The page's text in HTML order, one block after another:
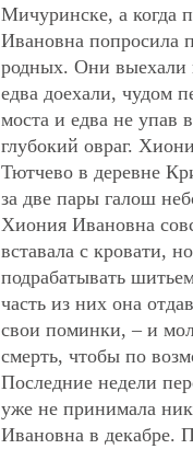
Мичуринске, а когда
Ивановна попросила
родных. Они выехали
едва доехали, чудом
моста и едва не упав
глубокий овраг.
Тютчево в деревне
за две пары галош
Хиония Ивановна
вставала с кровати,
подрабатывать
часть из них она
свои поминки, – и
смерть, чтобы по
Последние недели
уже не принимала
Ивановна в декабре.